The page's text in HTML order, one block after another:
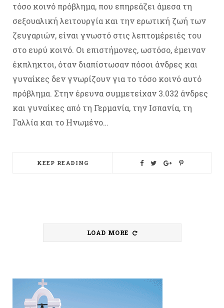
τόσο κοινό πρόβλημα, που επηρεάζει άμεσα τη
σεξουαλική λειτουργία και την ερωτική ζωή των
ζευγαριών, είναι γνωστό στις λεπτομέρειές του
στο ευρύ κοινό. Οι επιστήμονες, ωστόσο, έμειναν
έκπληκτοι, όταν διαπίστωσαν πόσοι άνδρες και
γυναίκες δεν γνωρίζουν για το τόσο κοινό αυτό
πρόβλημα. Στην έρευνα συμμετείχαν 3.032 άνδρες
και γυναίκες από τη Γερμανία, την Ισπανία, τη
Γαλλία και το Ηνωμένο…
KEEP READING
LOAD MORE